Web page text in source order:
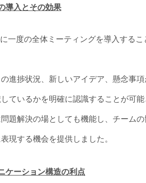
導入とその効果
一度の全体ミーティングを導入する
進捗状況、新しいアイデア、懸念事
ているかを明確に認識することが可能
題解決の場としても機能し、チーム
現する機会を提供しました。
ケーション構造の利点